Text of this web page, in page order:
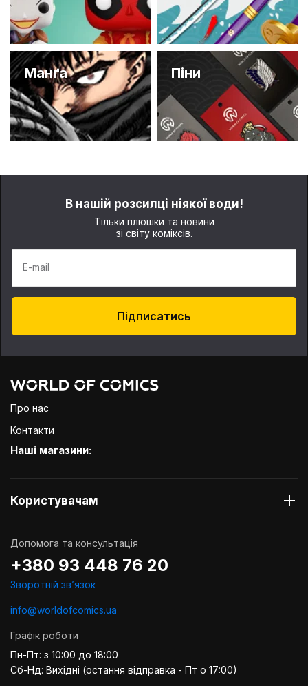
Манґа Піни
В нашій розсилці ніякої води!
Тільки плюшки та новини
зі світу коміксів.
E-mail
Підписатись
Про нас
Контакти
Наші магазини:
Користувачам
Допомога та консультація
+380 93 448 76 20
Зворотній звʼязок
info@worldofcomics.ua
Графік роботи
Пн-Пт: з 10:00 до 18:00
Сб-Нд: Вихідні (остання відправка - Пт о 17:00)